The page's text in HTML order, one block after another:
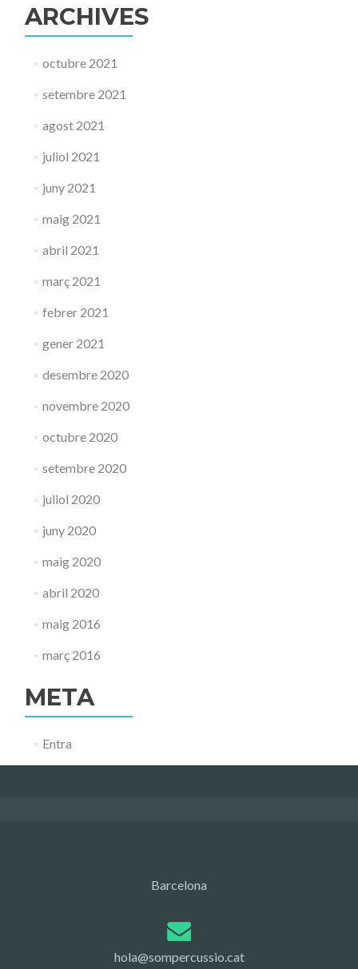
ARCHIVES
octubre 2021
setembre 2021
agost 2021
juliol 2021
juny 2021
maig 2021
abril 2021
març 2021
febrer 2021
gener 2021
desembre 2020
novembre 2020
octubre 2020
setembre 2020
juliol 2020
juny 2020
maig 2020
abril 2020
maig 2016
març 2016
META
Entra
Barcelona
hola@sompercussio.cat